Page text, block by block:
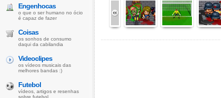
Engenhocas
o que o ser humano no ócio
é capaz de fazer
Coisas
os sonhos de consumo
daqui da cabilandia
Videoclipes
os vídeos musicais das
melhores bandas :)
Futebol
vídeos, artigos e resenhas
sobre futebol